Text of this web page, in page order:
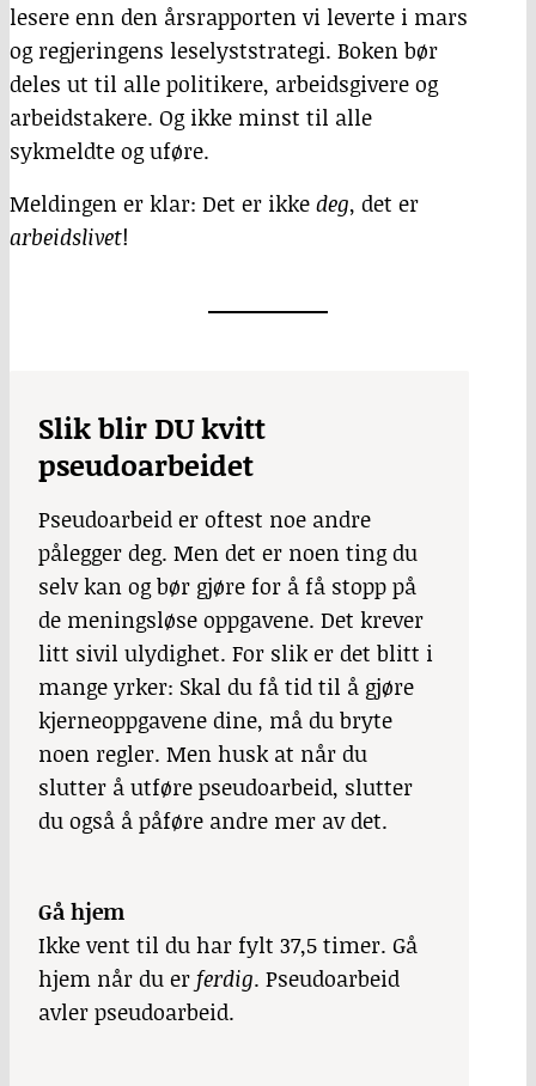
lesere enn den årsrapporten vi leverte i mars
og regjeringens leselyststrategi. Boken bør
deles ut til alle politikere, arbeidsgivere og
arbeidstakere. Og ikke minst til alle
sykmeldte og uføre.
Meldingen er klar: Det er ikkedeg, det er
arbeidslivet!
Slik blir DU kvitt
pseudoarbeidet
Pseudoarbeid er oftest noe andre
pålegger deg. Men det er noen ting du
selv kan og bør gjøre for å få stopp på
de meningsløse oppgavene. Det krever
litt sivil ulydighet. For slik er det blitt i
mange yrker: Skal du få tid til å gjøre
kjerneoppgavene dine, må du bryte
noen regler. Men husk at når du
slutter å utføre pseudoarbeid, slutter
du også å påføre andre mer av det.
Gå hjem
Ikke vent til du har fylt 37,5 timer. Gå
hjem når du erferdig. Pseudoarbeid
avler pseudoarbeid.